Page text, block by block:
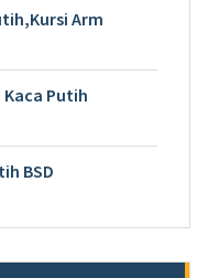
Arm
Kaca Putih
BSD